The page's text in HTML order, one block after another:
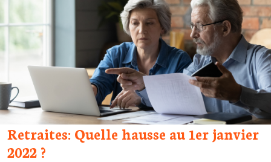
Retraites: Quelle hausse au 1er janvier
2022 ?